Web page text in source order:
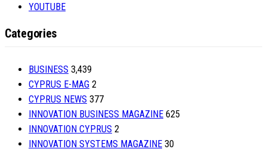
YOUTUBE
Categories
BUSINESS 3,439
CYPRUS E-MAG 2
CYPRUS NEWS 377
INNOVATION BUSINESS MAGAZINE 625
INNOVATION CYPRUS 2
INNOVATION SYSTEMS MAGAZINE 30